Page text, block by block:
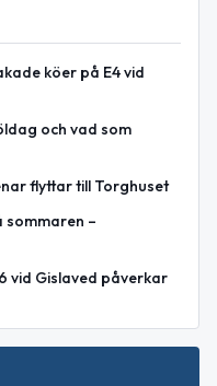
köer på E4 vid
och vad som
flyttar till Torghuset
–
vid Gislaved påverkar